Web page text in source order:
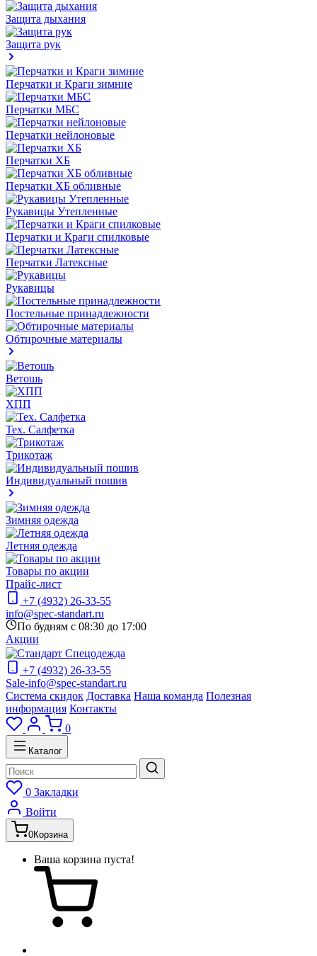
Защита дыхания
Защита рук
Перчатки и Краги зимние
Перчатки МБС
Перчатки нейлоновые
Перчатки ХБ
Перчатки ХБ обливные
Рукавицы Утепленные
Перчатки и Краги спилковые
Перчатки Латексные
Рукавицы
Постельные принадлежности
Обтирочные материалы
Ветошь
ХПП
Тех. Салфетка
Трикотаж
Индивидуальный пошив
Зимняя одежда
Летняя одежда
Товары по акции
Прайс-лист
+7 (4932) 26-33-55
info@spec-standart.ru
По будням с 08:30 до 17:00
Акции
+7 (4932) 26-33-55
Sale-info@spec-standart.ru
Система скидок Доставка Наша команда Полезная
информация Контакты
0
Каталог
0 Закладки
Войти
0Корзина
Ваша корзина пуста!